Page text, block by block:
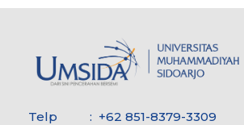
Telp : +62 851-8379-3309